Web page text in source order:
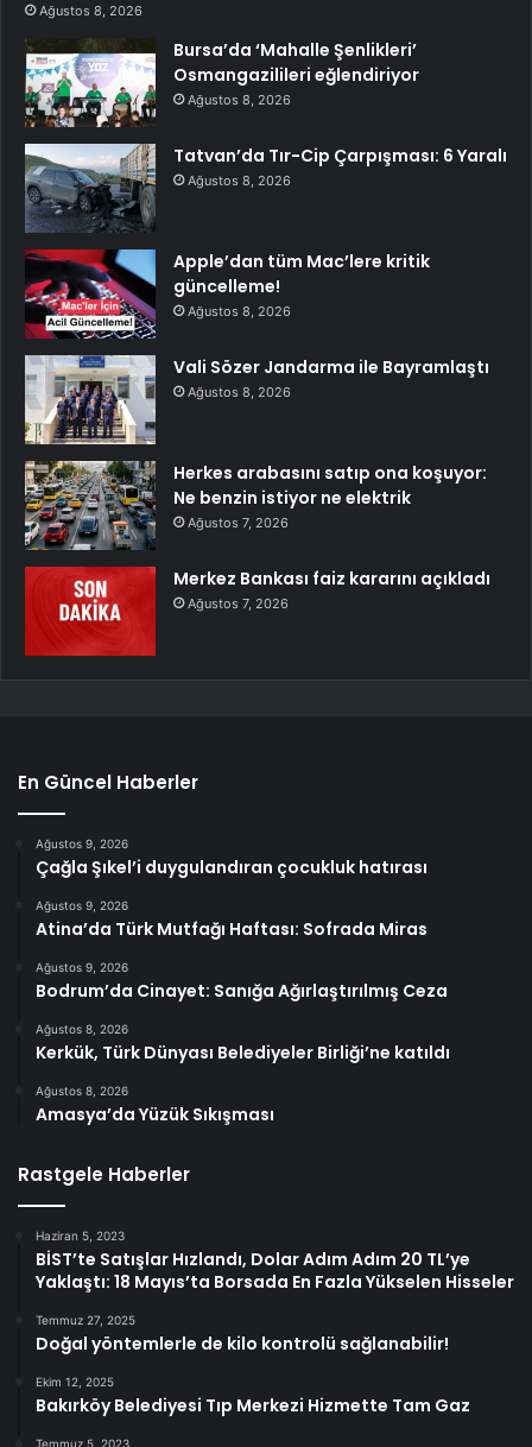
Ağustos 8, 2026
Bursa’da ‘Mahalle Şenlikleri’
Osmangazilileri eğlendiriyor
Ağustos 8, 2026
Tatvan’da Tır-Cip Çarpışması: 6 Yaralı
Ağustos 8, 2026
Apple’dan tüm Mac’lere kritik
güncelleme!
Ağustos 8, 2026
Vali Sözer Jandarma ile Bayramlaştı
Ağustos 8, 2026
Herkes arabasını satıp ona koşuyor:
Ne benzin istiyor ne elektrik
Ağustos 7, 2026
Merkez Bankası faiz kararını açıkladı
Ağustos 7, 2026
En Güncel Haberler
Ağustos 9, 2026
Çağla Şıkel’i duygulandıran çocukluk hatırası
Ağustos 9, 2026
Atina’da Türk Mutfağı Haftası: Sofrada Miras
Ağustos 9, 2026
Bodrum’da Cinayet: Sanığa Ağırlaştırılmış Ceza
Ağustos 8, 2026
Kerkük, Türk Dünyası Belediyeler Birliği’ne katıldı
Ağustos 8, 2026
Amasya’da Yüzük Sıkışması
Rastgele Haberler
Haziran 5, 2023
BİST’te Satışlar Hızlandı, Dolar Adım Adım 20 TL’ye
Yaklaştı: 18 Mayıs’ta Borsada En Fazla Yükselen Hisseler
Temmuz 27, 2025
Doğal yöntemlerle de kilo kontrolü sağlanabilir!
Ekim 12, 2025
Bakırköy Belediyesi Tıp Merkezi Hizmette Tam Gaz
Temmuz 5, 2023